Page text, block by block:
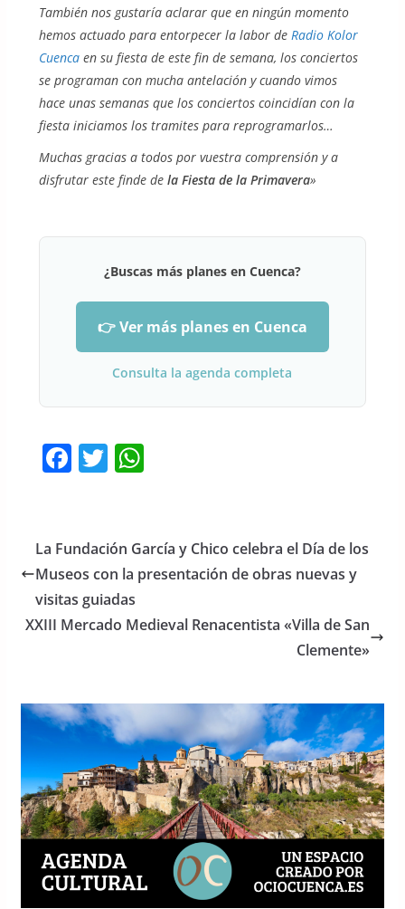
También nos gustaría aclarar que en ningún momento
hemos actuado para entorpecer la labor de Radio Kolor
Cuencaen su fiesta de este fin de semana, los conciertos
se programan con mucha antelación y cuando vimos
hace unas semanas que los conciertos coincidían con la
fiesta iniciamos los tramites para reprogramarlos…
Muchas gracias a todos por vuestra comprensión y a
disfrutar este finde de la Fiesta de la Primavera»
¿Buscas más planes en Cuenca?
👉 Ver más planes en Cuenca
Consulta la agenda completa
F
e
b
o
o
T
er
W
s
A
p
La Fundación García y Chico celebra el Día de los
Museos con la presentación de obras nuevas y
visitas guiadas
XXIII Mercado Medieval Renacentista «Villa de San
Clemente»